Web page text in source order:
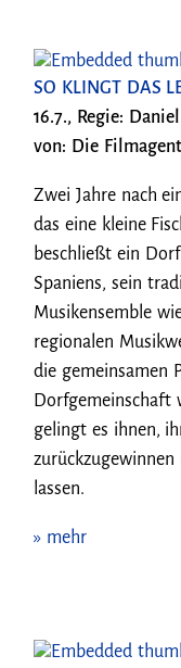
SO KLINGT DAS
16.7., Regie:
von: Die
Zwei Jahre nach
das eine kleine
beschließt ein
Spaniens, sein
Musikensemble
regionalen
die gemeinsamen
Dorfgemeinschaft
gelingt es ihnen,
lassen.
» mehr